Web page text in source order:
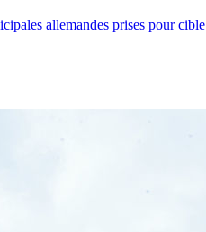
allemandes prises pour cible